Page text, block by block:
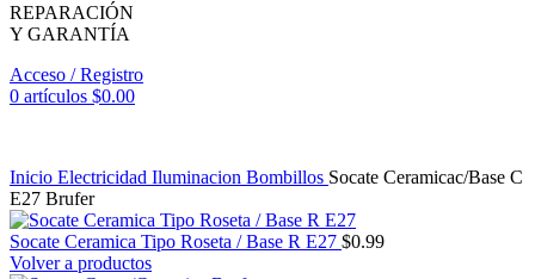
REPARACIÓN
Y GARANTÍA
Acceso / Registro
0 artículos $0.00
Inicio Electricidad Iluminacion Bombillos Socate Ceramicac/Base C
E27 Brufer
Socate Ceramica Tipo Roseta / Base R E27 $0.99
Volver a productos